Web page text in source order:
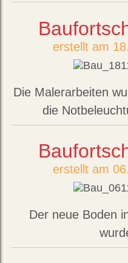
erstellt am
Die Malerarbeiten
die
erstellt am
Der neue Boden